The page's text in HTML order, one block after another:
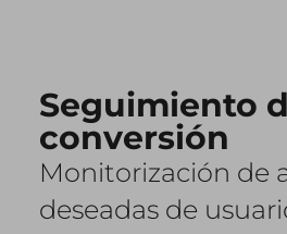
Seguimiento
conversión
Monitorización de
deseadas de